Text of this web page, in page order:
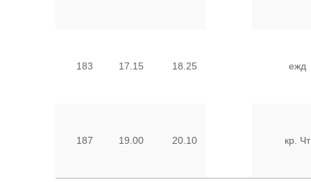
183 17.15 18.25 ежд
187 19.00 20.10 кр. Чт